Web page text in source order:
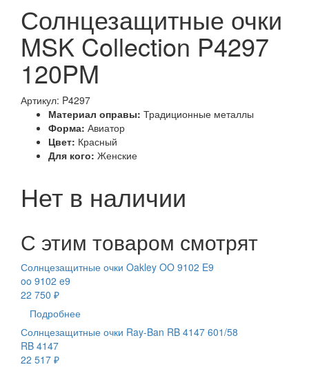
Солнцезащитные очки
MSK Collection P4297
120PM
Артикул: P4297
Материал оправы: Традиционные металлы
Форма: Авиатор
Цвет: Красный
Для кого: Женские
Нет в наличии
С этим товаром смотрят
Солнцезащитные очки Oakley OO 9102 E9
oo 9102 e9
22 750 ₽
Подробнее
Солнцезащитные очки Ray-Ban RB 4147 601/58
RB 4147
22 517 ₽